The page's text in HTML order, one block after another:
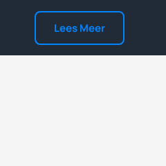
Lees Meer